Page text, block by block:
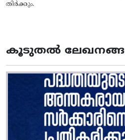
തിർക്കും.
കൂടുതൽ